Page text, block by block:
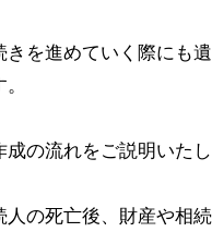
きを進めていく際にも
の流れをご説明いたし
人の死亡後、財産や相